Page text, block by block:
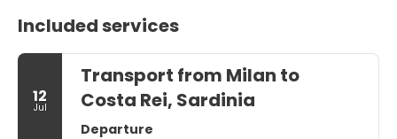
Included services
12
Jul
Transport from Milan to
Costa Rei, Sardinia
Departure